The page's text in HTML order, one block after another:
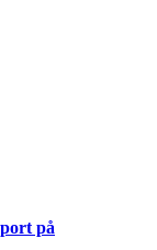
på